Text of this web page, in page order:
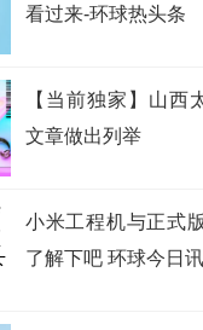
看过来-环球热头条
【当前独家】山西
文章做出列举
小米工程机与正式
了解下吧 环球今日讯